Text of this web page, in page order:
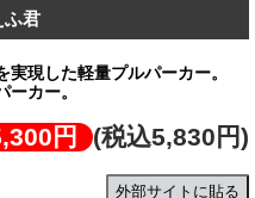
君
現した軽量プルパーカー。
カー。
円 (税込5,830円)
外部サイトに貼る